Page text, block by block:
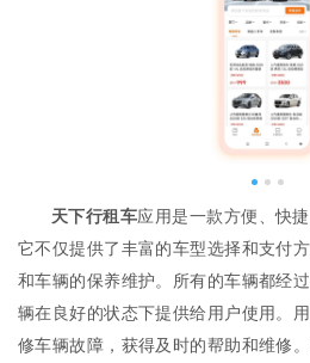
天下行租车应用是一款方便、快
它不仅提供了丰富的车型选择和支付
和车辆的保养维护。所有的车辆都经
辆在良好的状态下提供给用户使用。
修车辆故障，获得及时的帮助和维修